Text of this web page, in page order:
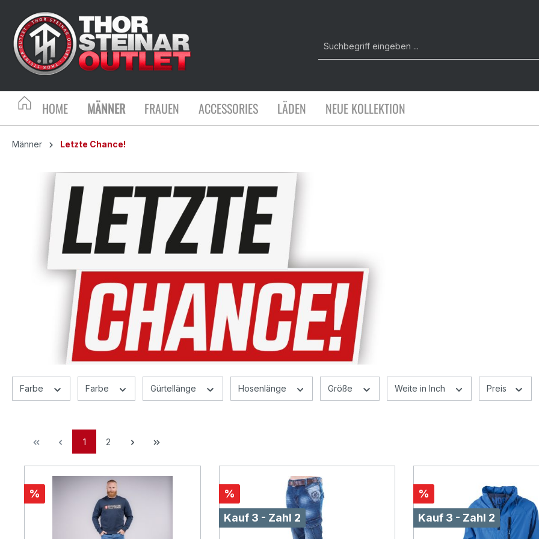
HOME MÄNNER FRAUEN ACCESSORIES LÄDEN NEUE KOLLEKTION
Männer Letzte Chance!
Farbe Farbe Gürtellänge Hosenlänge Größe Weite in Inch Preis
1 2
%
%
Kauf 3 - Zahl 2
%
Kauf 3 - Zahl 2